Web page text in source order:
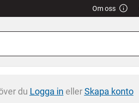
Om oss
du Logga in ellerSkapa konto